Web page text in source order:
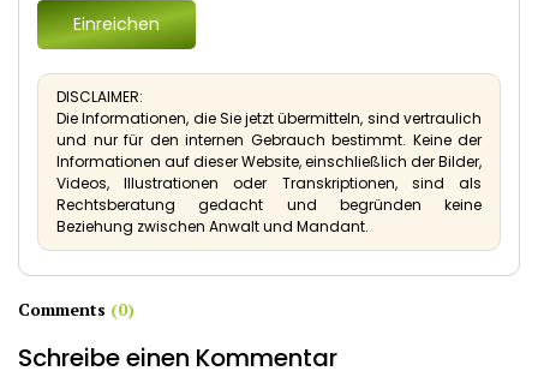
DISCLAIMER:
Die Informationen, die Sie jetzt übermitteln, sind vertraulich
und nur für den internen Gebrauch bestimmt. Keine der
Informationen auf dieser Website, einschließlich der Bilder,
Videos, Illustrationen oder Transkriptionen, sind als
Rechtsberatung gedacht und begründen keine
Beziehung zwischen Anwalt und Mandant.
Comments (0)
Schreibe einen Kommentar